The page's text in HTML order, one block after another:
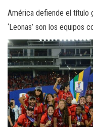
América defiende el título
‘Leonas’ son los equipos